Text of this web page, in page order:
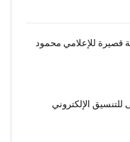
قصيرة للإعلامي محمود
للتنسيق الإلكتروني